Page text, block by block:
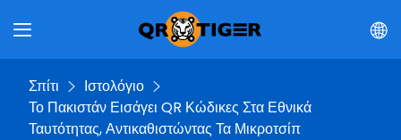
Σπίτι
Ιστολόγιο
Το Πακιστάν Εισάγει QR Κώδικες Στα Εθνικά
Ταυτότητας, Αντικαθιστώντας Τα Μικροτσίπ